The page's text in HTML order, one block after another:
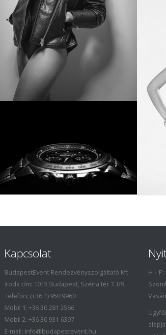
Kapcsolat
BudapestEvent Rendezvényszolgáltató Kft.
Iroda cím: 1015 Budapest, Széna tér 7. I/9.
Telefon: (+36 1) 950 9960
Mobil 1: +36 30 281 2566
Mobil 2: +36 30 931 6397
E-mail: info@budapestevent.hu
H –